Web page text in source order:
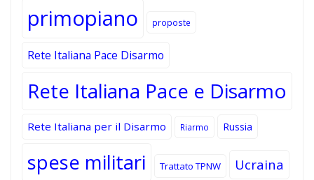
primopiano proposte
Rete Italiana Pace Disarmo
Rete Italiana Pace e Disarmo
Rete Italiana per il Disarmo Riarmo Russia
spese militari Trattato TPNW Ucraina